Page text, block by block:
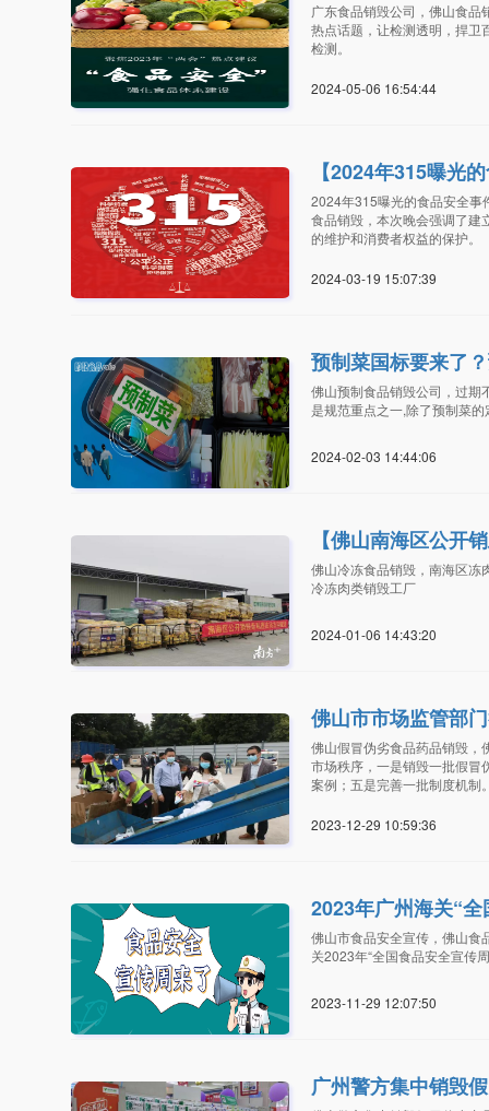
广东食品销毁公司，佛山食
热点话题，让检测透明，捍卫
检测。
2024-05-06 16:54:44
【2024年315曝光
2024年315曝光的食品安全事
食品销毁，本次晚会强调了建
的维护和消费者权益的保护。
2024-03-19 15:07:39
预制菜国标要来了
佛山预制食品销毁公司，过期
是规范重点之一,除了预制菜
2024-02-03 14:44:06
【佛山南海区公开
佛山冷冻食品销毁，南海区冻
冷冻肉类销毁工厂
2024-01-06 14:43:20
佛山市市场监管部
佛山假冒伪劣食品药品销毁，
市场秩序，一是销毁一批假冒
案例；五是完善一批制度机制
2023-12-29 10:59:36
2023年广州海关“
佛山市食品安全宣传，佛山食
关2023年“全国食品安全宣传
2023-11-29 12:07:50
广州警方集中销毁